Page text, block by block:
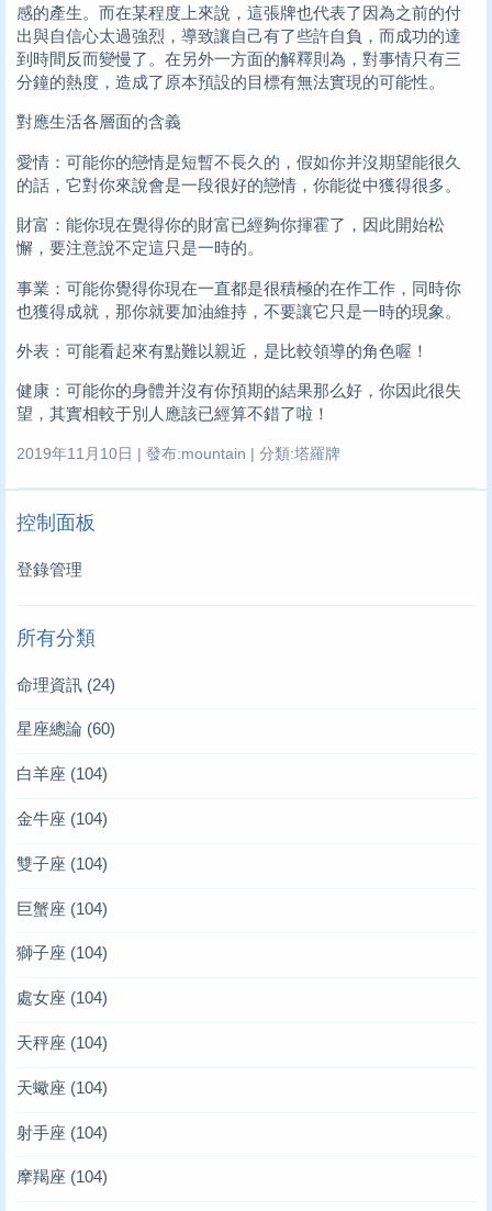
感的產生。而在某程度上來說，這張牌也代表了因為之前的付
出與自信心太過強烈，導致讓自己有了些許自負，而成功的達
到時間反而變慢了。在另外一方面的解釋則為，對事情只有三
分鐘的熱度，造成了原本預設的目標有無法實現的可能性。
對應生活各層面的含義
愛情：可能你的戀情是短暫不長久的，假如你并沒期望能很久
的話，它對你來說會是一段很好的戀情，你能從中獲得很多。
財富：能你現在覺得你的財富已經夠你揮霍了，因此開始松
懈，要注意說不定這只是一時的。
事業：可能你覺得你現在一直都是很積極的在作工作，同時你
也獲得成就，那你就要加油維持，不要讓它只是一時的現象。
外表：可能看起來有點難以親近，是比較領導的角色喔！
健康：可能你的身體并沒有你預期的結果那么好，你因此很失
望，其實相較于別人應該已經算不錯了啦！
2019年11月10日 | 發布:mountain | 分類:塔羅牌
控制面板
登錄管理
所有分類
命理資訊 (24)
星座總論 (60)
白羊座 (104)
金牛座 (104)
雙子座 (104)
巨蟹座 (104)
獅子座 (104)
處女座 (104)
天秤座 (104)
天蠍座 (104)
射手座 (104)
摩羯座 (104)